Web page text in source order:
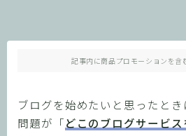
記事内に商品プロモーションを含
ブログを始めたいと思ったと
問題が「どこのブログサービス